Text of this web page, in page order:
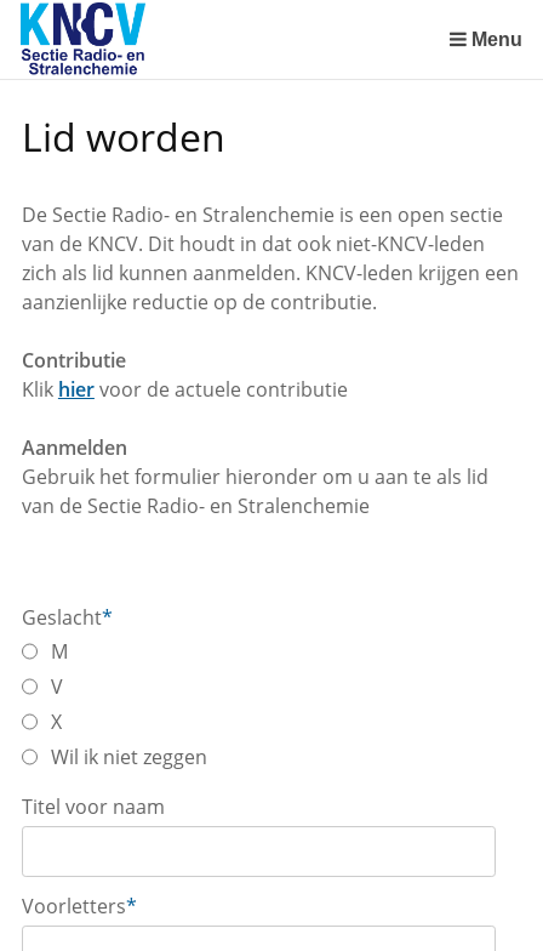
links
over
naar
de
Spring
naar
het
menu
Menu
Lid worden
De Sectie Radio- en Stralenchemie is een open sectie
van de KNCV. Dit houdt in dat ook niet-KNCV-leden
zich als lid kunnen aanmelden. KNCV-leden krijgen een
aanzienlijke reductie op de contributie.
Contributie
Klik hiervoor de actuele contributie
Aanmelden
Gebruik het formulier hieronder om u aan te als lid
van de Sectie Radio- en Stralenchemie
Geslacht*
M
V
X
Wil ik niet zeggen
Titel voor naam
Voorletters*